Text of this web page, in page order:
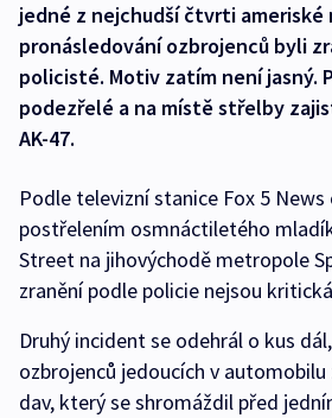
jedné z nejchudší čtvrti ameriské
pronásledování ozbrojenců byli
policisté. Motiv zatím není jasný.
podezřelé a na místě střelby
AK-47.
Podle televizní stanice Fox 5 News
postřelením osmnáctiletého
Street na jihovýchodě metropole
zranění podle policie nejsou
Druhý incident se odehrál o kus
ozbrojenců jedoucích v
dav, který se shromáždil před